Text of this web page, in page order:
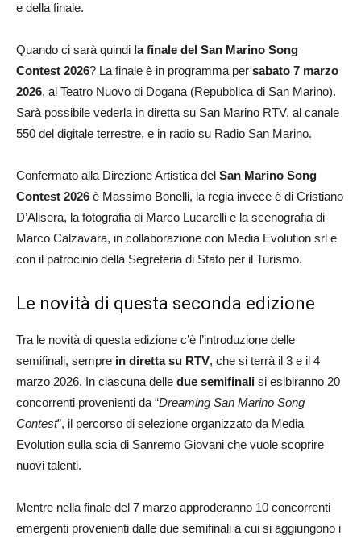
e della finale.
Quando ci sarà quindi la finale del San Marino Song
Contest 2026? La finale è in programma per sabato 7 marzo
2026, al Teatro Nuovo di Dogana (Repubblica di San Marino).
Sarà possibile vederla in diretta su San Marino RTV, al canale
550 del digitale terrestre, e in radio su Radio San Marino.
Confermato alla Direzione Artistica del San Marino Song
Contest 2026 è Massimo Bonelli, la regia invece è di Cristiano
D’Alisera, la fotografia di Marco Lucarelli e la scenografia di
Marco Calzavara, in collaborazione con Media Evolution srl e
con il patrocinio della Segreteria di Stato per il Turismo.
Le novità di questa seconda edizione
Tra le novità di questa edizione c’è l’introduzione delle
semifinali, sempre in diretta su RTV, che si terrà il 3 e il 4
marzo 2026. In ciascuna delle due semifinali si esibiranno 20
concorrenti provenienti da “Dreaming San Marino Song
Contest”, il percorso di selezione organizzato da Media
Evolution sulla scia di Sanremo Giovani che vuole scoprire
nuovi talenti.
Mentre nella finale del 7 marzo approderanno 10 concorrenti
emergenti provenienti dalle due semifinali a cui si aggiungono i